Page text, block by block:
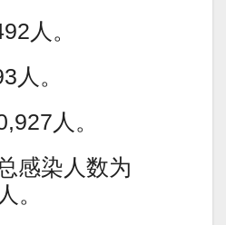
人。
人。
人。
感染人数为
。